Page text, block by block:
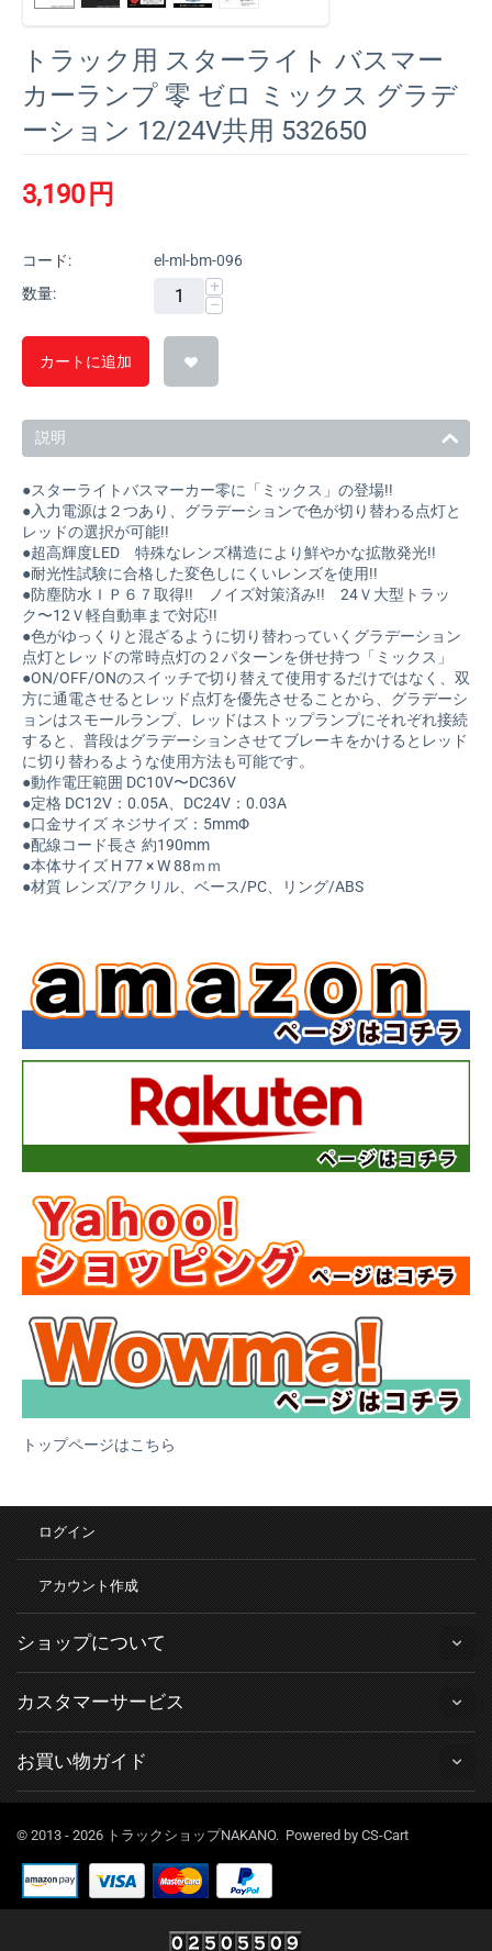
トラック用 スターライト バスマー
カーランプ 零 ゼロ ミックス グラデ
ーション 12/24V共用 532650
3,190 円
コード:
el-ml-bm-096
数量:
+
−
カートに追加
説明
●スターライトバスマーカー零に「ミックス」の登場!!
●入力電源は２つあり、グラデーションで色が切り替わる点灯と
レッドの選択が可能!!
●超高輝度LED 特殊なレンズ構造により鮮やかな拡散発光!!
●耐光性試験に合格した変色しにくいレンズを使用!!
●防塵防水ＩＰ６７取得!! ノイズ対策済み!! 24Ｖ大型トラッ
ク〜12Ｖ軽自動車まで対応!!
●色がゆっくりと混ざるように切り替わっていくグラデーション
点灯とレッドの常時点灯の２パターンを併せ持つ「ミックス」
●ON/OFF/ONのスイッチで切り替えて使用するだけではなく、双
方に通電させるとレッド点灯を優先させることから、グラデーシ
ョンはスモールランプ、レッドはストップランプにそれぞれ接続
すると、普段はグラデーションさせてブレーキをかけるとレッド
に切り替わるような使用方法も可能です。
●動作電圧範囲 DC10V〜DC36V
●定格 DC12V：0.05A、DC24V：0.03A
●口金サイズ ネジサイズ：5mmΦ
●配線コード長さ 約190mm
●本体サイズ H 77 × W 88ｍｍ
●材質 レンズ/アクリル、ベース/PC、リング/ABS
トップページはこちら
ログイン
アカウント作成
ショップについて
カスタマーサービス
お買い物ガイド
© 2013 - 2026 トラックショップNAKANO. Powered by CS-Cart